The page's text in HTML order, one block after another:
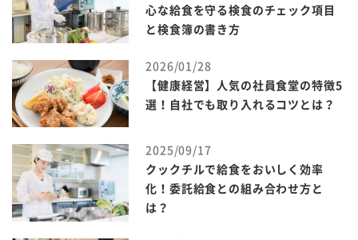
心な給食を守る検食のチェック項目
と検食簿の書き方
2026/01/28
【健康経営】人気の社員食堂の特徴5
選！自社でも取り入れるコツとは？
2025/09/17
クックチルで給食をおいしく効率
化！委託給食との組み合わせ方と
は？